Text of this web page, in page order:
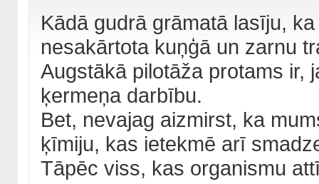
Kādā gudrā grāmatā lasīju,
nesakārtota kuņģā un zarnu
Augstākā pilotāža protams ir,
ķermeņa darbību.
Bet, nevajag aizmirst, ka
ķīmiju, kas ietekmē arī
Tāpēc viss, kas organismu